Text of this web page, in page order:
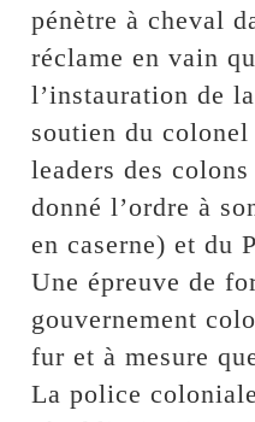
pénètre à cheval
réclame en vain
l’instauration de
soutien du
leaders des
donné l’ordre à
en caserne) et du
Une épreuve de
gouvernement
fur et à mesure
La police